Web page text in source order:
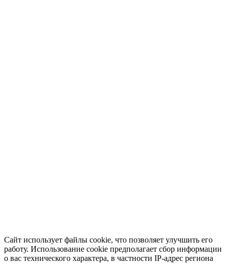
Сайт использует файлы cookie, что позволяет улучшить его
работу. Использование cookie предполагает сбор информации
о вас технического характера, в частности IP-адрес региона